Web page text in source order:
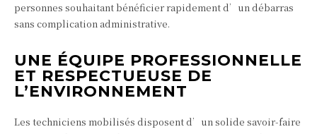
personnes souhaitant bénéficier rapidement d’un débarras
sans complication administrative.
UNE ÉQUIPE PROFESSIONNELLE
ET RESPECTUEUSE DE
L’ENVIRONNEMENT
Les techniciens mobilisés disposent d’un solide savoir-faire